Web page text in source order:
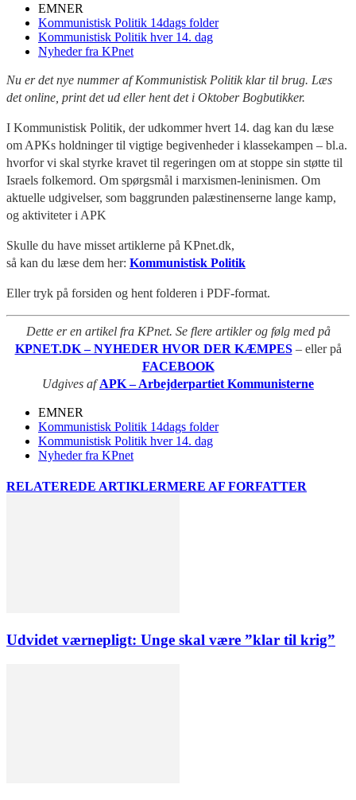
EMNER
Kommunistisk Politik 14dags folder
Kommunistisk Politik hver 14. dag
Nyheder fra KPnet
Nu er det nye nummer af Kommunistisk Politik klar til brug. Læs
det online, print det ud eller hent det i Oktober Bogbutikker.
I Kommunistisk Politik, der udkommer hvert 14. dag kan du læse
om APKs holdninger til vigtige begivenheder i klassekampen – bl.a.
hvorfor vi skal styrke kravet til regeringen om at stoppe sin støtte til
Israels folkemord. Om spørgsmål i marxismen-leninismen. Om
aktuelle udgivelser, som baggrunden palæstinenserne lange kamp,
og aktiviteter i APK
Skulle du have misset artiklerne på KPnet.dk,
så kan du læse dem her: Kommunistisk Politik
Eller tryk på forsiden og hent folderen i PDF-format.
Dette er en artikel fra KPnet. Se flere artikler og følg med på
KPNET.DK – NYHEDER HVOR DER KÆMPES – eller på
FACEBOOK
Udgives afAPK – Arbejderpartiet Kommunisterne
EMNER
Kommunistisk Politik 14dags folder
Kommunistisk Politik hver 14. dag
Nyheder fra KPnet
RELATEREDE ARTIKLERMERE AF FORFATTER
Udvidet værnepligt: Unge skal være ”klar til krig”